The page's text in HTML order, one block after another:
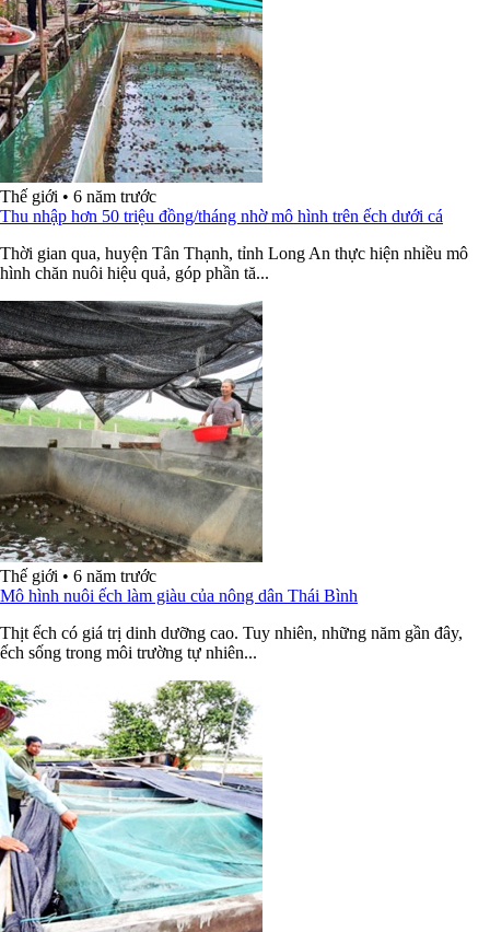
Thế giới • 6 năm trước
Thu nhập hơn 50 triệu đồng/tháng nhờ mô hình trên ếch dưới cá
Thời gian qua, huyện Tân Thạnh, tỉnh Long An thực hiện nhiều mô
hình chăn nuôi hiệu quả, góp phần tă...
Thế giới • 6 năm trước
Mô hình nuôi ếch làm giàu của nông dân Thái Bình
Thịt ếch có giá trị dinh dưỡng cao. Tuy nhiên, những năm gần đây,
ếch sống trong môi trường tự nhiên...